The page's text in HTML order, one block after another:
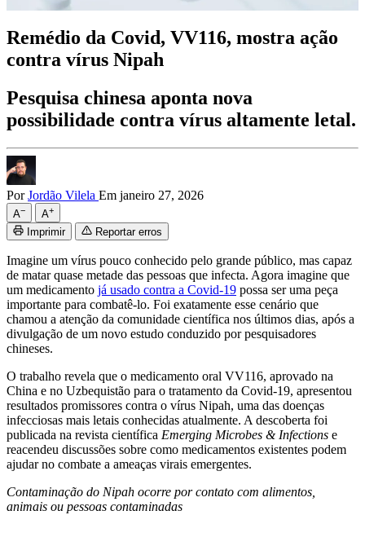
Remédio da Covid, VV116, mostra ação
contra vírus Nipah
Pesquisa chinesa aponta nova
possibilidade contra vírus altamente letal.
PorJordão Vilela Em janeiro 27, 2026
A− A+
Imprimir Reportar erros
Imagine um vírus pouco conhecido pelo grande público, mas capaz
de matar quase metade das pessoas que infecta. Agora imagine que
um medicamento já usado contra a Covid-19 possa ser uma peça
importante para combatê-lo. Foi exatamente esse cenário que
chamou a atenção da comunidade científica nos últimos dias, após a
divulgação de um novo estudo conduzido por pesquisadores
chineses.
O trabalho revela que o medicamento oral VV116, aprovado na
China e no Uzbequistão para o tratamento da Covid-19, apresentou
resultados promissores contra o vírus Nipah, uma das doenças
infecciosas mais letais conhecidas atualmente. A descoberta foi
publicada na revista científica Emerging Microbes & Infections e
reacendeu discussões sobre como medicamentos existentes podem
ajudar no combate a ameaças virais emergentes.
Contaminação do Nipah ocorre por contato com alimentos,
animais ou pessoas contaminadas